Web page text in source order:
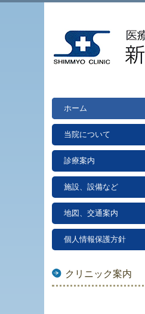
ホーム
当院について
診療案内
施設、設備など
地図、交通案内
個人情報保護方針
クリニック案内